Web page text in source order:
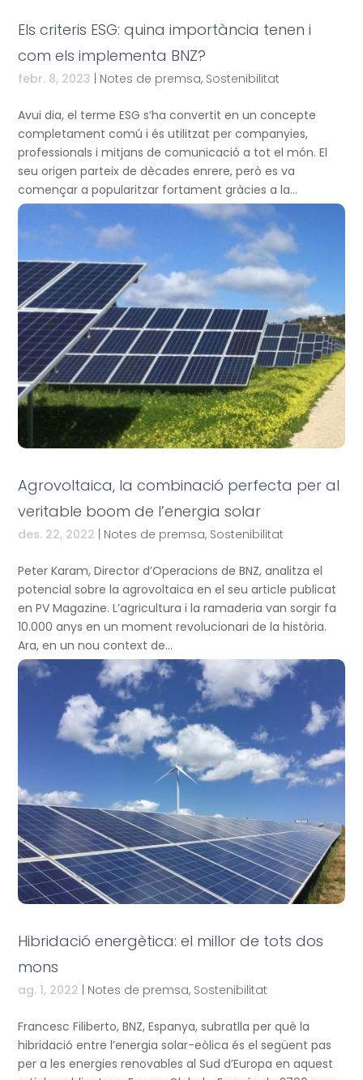
Els criteris ESG: quina importància tenen i
com els implementa BNZ?
febr. 8, 2023 | Notes de premsa, Sostenibilitat
Avui dia, el terme ESG s’ha convertit en un concepte
completament comú i és utilitzat per companyies,
professionals i mitjans de comunicació a tot el món. El
seu origen parteix de dècades enrere, però es va
començar a popularitzar fortament gràcies a la...
Agrovoltaica, la combinació perfecta per al
veritable boom de l’energia solar
des. 22, 2022 | Notes de premsa, Sostenibilitat
Peter Karam, Director d’Operacions de BNZ, analitza el
potencial sobre la agrovoltaica en el seu article publicat
en PV Magazine. L’agricultura i la ramaderia van sorgir fa
10.000 anys en un moment revolucionari de la història.
Ara, en un nou context de...
Hibridació energètica: el millor de tots dos
mons
ag. 1, 2022 Notes de premsa, Sostenibilitat
Francesc Filiberto, BNZ, Espanya, subratlla per què la
hibridació entre l’energia solar-eòlica és el següent pas
per a les energies renovables al Sud d’Europa en aquest